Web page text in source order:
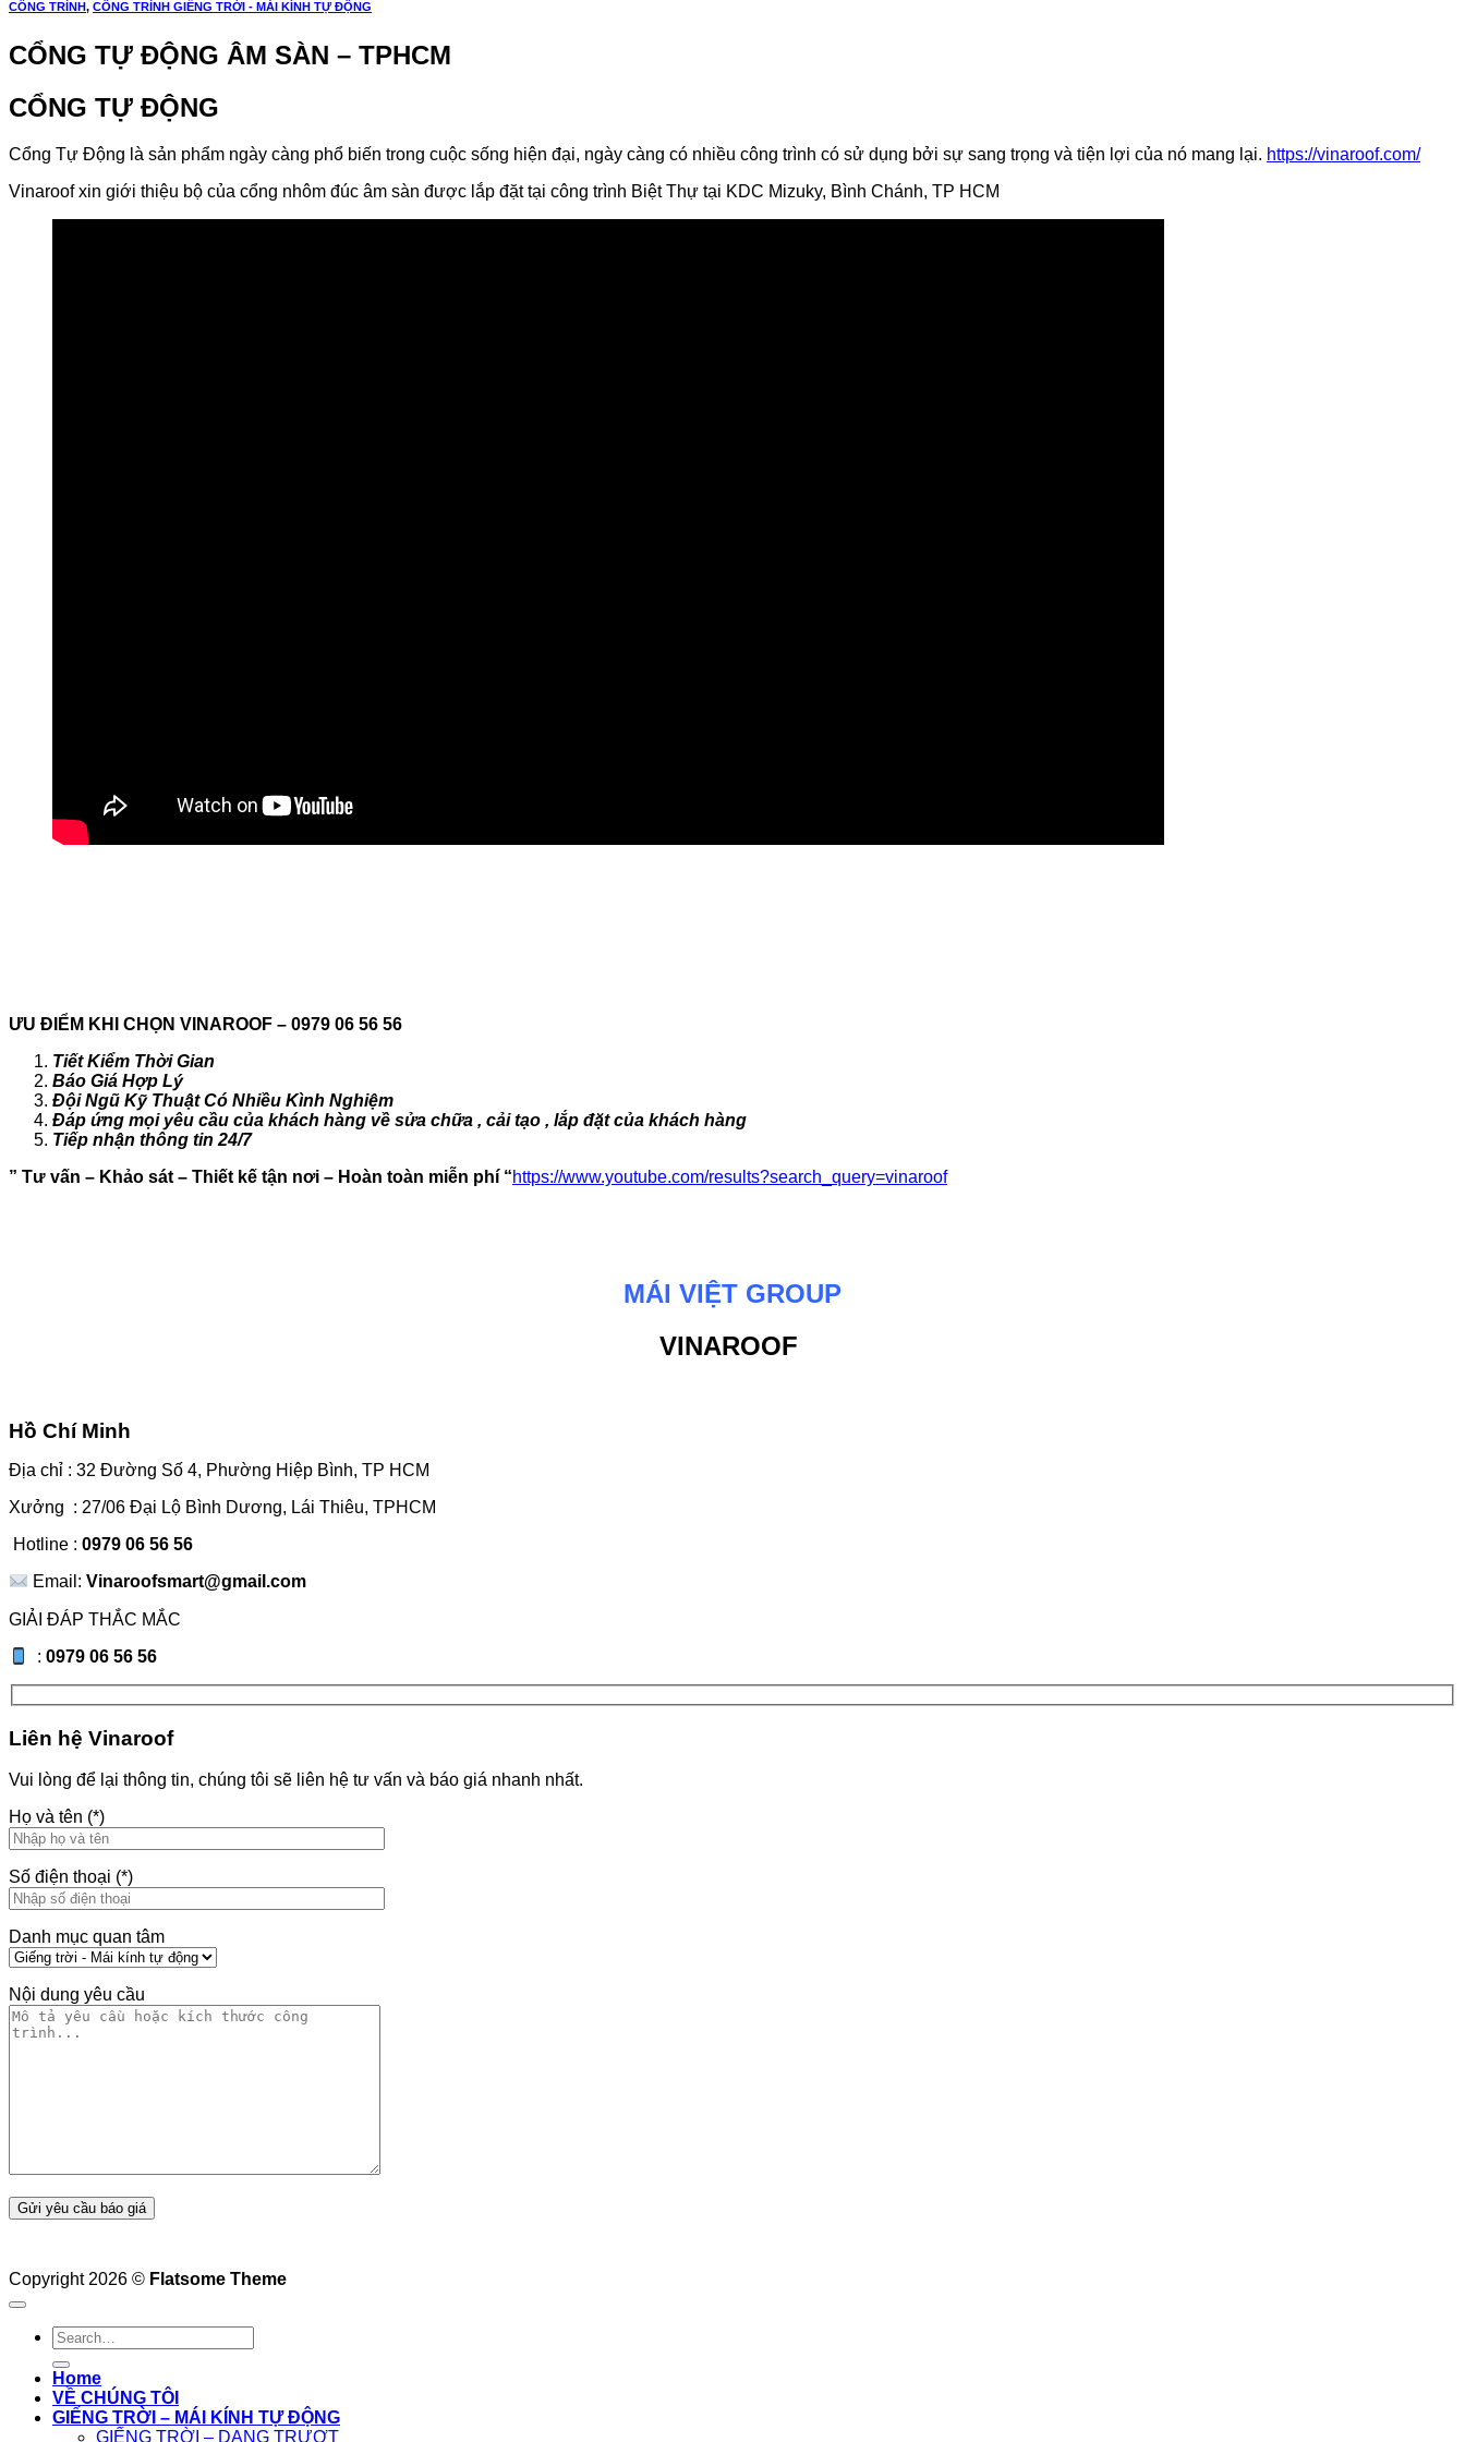
CÔNG TRÌNH, CÔNG TRÌNH GIẾNG TRỜI - MÁI KÍNH TỰ ĐỘNG
CỔNG TỰ ĐỘNG ÂM SÀN – TPHCM
CỔNG TỰ ĐỘNG
Cổng Tự Động là sản phẩm ngày càng phổ biến trong cuộc sống hiện đại, ngày càng có nhiều công trình có sử dụng bởi sự sang trọng và tiện lợi của nó mang lại. https://vinaroof.com/
Vinaroof xin giới thiệu bộ của cổng nhôm đúc âm sàn được lắp đặt tại công trình Biệt Thự tại KDC Mizuky, Bình Chánh, TP HCM
ƯU ĐIỂM KHI CHỌN VINAROOF – 0979 06 56 56
Tiết Kiểm Thời Gian
Báo Giá Hợp Lý
Đội Ngũ Kỹ Thuật Có Nhiều Kình Nghiệm
Đáp ứng mọi yêu cầu của khách hàng về sửa chữa , cải tạo , lắp đặt của khách hàng
Tiếp nhận thông tin 24/7
” Tư vấn – Khảo sát – Thiết kế tận nơi – Hoàn toàn miễn phí “https://www.youtube.com/results?search_query=vinaroof
MÁI VIỆT GROUP
VINAROOF
Hồ Chí Minh
Địa chỉ : 32 Đường Số 4, Phường Hiệp Bình, TP HCM
Xưởng : 27/06 Đại Lộ Bình Dương, Lái Thiêu, TPHCM
Hotline : 0979 06 56 56
Email:Vinaroofsmart@gmail.com
GIẢI ĐÁP THẮC MẮC
:0979 06 56 56
Liên hệ Vinaroof
Vui lòng để lại thông tin, chúng tôi sẽ liên hệ tư vấn và báo giá nhanh nhất.
Họ và tên (*)
Số điện thoại (*)
Danh mục quan tâm
Nội dung yêu cầu
Copyright 2026 © Flatsome Theme
Home
VỀ CHÚNG TÔI
GIẾNG TRỜI – MÁI KÍNH TỰ ĐỘNG
GIẾNG TRỜI – DẠNG TRƯỢT